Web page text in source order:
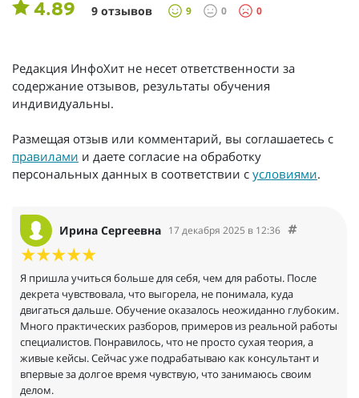
4.89 9 отзывов 9 0 0
Редакция ИнфоХит не несет ответственности за
содержание отзывов, результаты обучения
индивидуальны.
Размещая отзыв или комментарий, вы соглашаетесь с
правилами и даете согласие на обработку
персональных данных в соответствии с условиями.
Ирина Сергеевна 17 декабря 2025 в 12:36
Я пришла учиться больше для себя, чем для работы. После
декрета чувствовала, что выгорела, не понимала, куда
двигаться дальше. Обучение оказалось неожиданно глубоким.
Много практических разборов, примеров из реальной работы
специалистов. Понравилось, что не просто сухая теория, а
живые кейсы. Сейчас уже подрабатываю как консультант и
впервые за долгое время чувствую, что занимаюсь своим
делом.